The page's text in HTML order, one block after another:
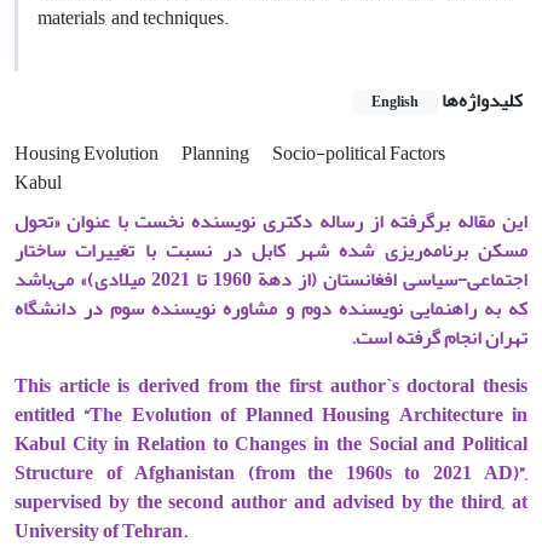
materials, and techniques.
کلیدواژه‌ها English
Housing Evolution Planning
Socio-political Factors
Kabul
این مقاله برگرفته از رساله دکتری نویسنده نخست با عنوان «تحول
مسکن برنامه‌ریزی شده شهر کابل در نسبت با تغییرات ساختار
اجتماعی-سیاسی افغانستان (از دهة 1960 تا 2021 میلادی)» می‌باشد
که به راهنمایی نویسنده دوم و مشاوره نویسنده سوم در دانشگاه
تهران انجام گرفته است.
This article is derived from the first author`s doctoral thesis
entitled “The Evolution of Planned Housing Architecture in
Kabul City in Relation to Changes in the Social and Political
Structure of Afghanistan (from the 1960s to 2021 AD)”,
supervised by the second author and advised by the third, at
University of Tehran.